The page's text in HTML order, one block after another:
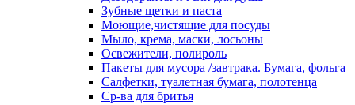
Зубные щетки и паста
Моющие,чистящие для посуды
Мыло, крема, маски, лосьоны
Освежители, полироль
Пакеты для мусора /завтрака. Бумага, фольга
Салфетки, туалетная бумага, полотенца
Ср-ва для бритья